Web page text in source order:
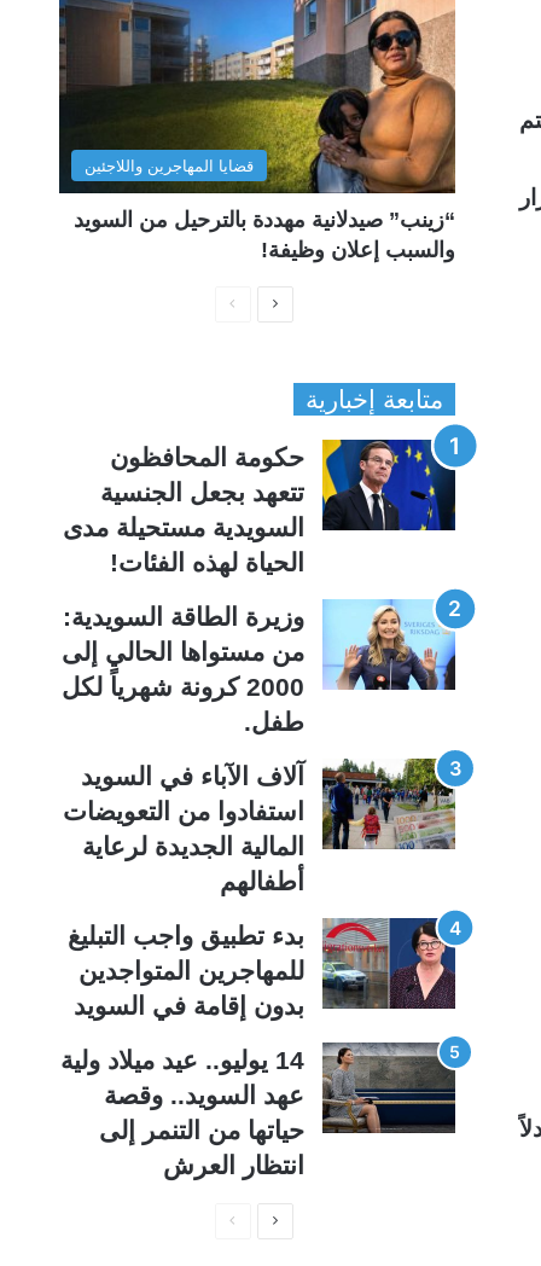
قضايا المهاجرين واللاجئين
“زينب” صيدلانية مهددة بالترحيل من السويد
والسبب إعلان وظيفة!
ة
ا
ل
س
ق
ا
ل
ت
ي
متابعة إخبارية
حكومة المحافظون
تتعهد بجعل الجنسية
السويدية مستحيلة مدى
الحياة لهذه الفئات!
وزيرة الطاقة السويدية:
من مستواها الحالي إلى
2000 كرونة شهرياً لكل
طفل.
آلاف الآباء في السويد
استفادوا من التعويضات
المالية الجديدة لرعاية
أطفالهم
بدء تطبيق واجب التبليغ
للمهاجرين المتواجدين
بدون إقامة في السويد
14 يوليو.. عيد ميلاد ولية
عهد السويد.. وقصة
حياتها من التنمر إلى
انتظار العرش